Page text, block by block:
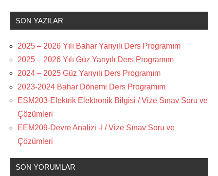
SON YAZILAR
2025 – 2026 Yılı Bahar Yarıyılı Ders Programım
2025 – 2026 Yılı Güz Yarıyılı Ders Programım
2024 – 2025 Güz Yarıyılı Ders Programım
2023-2024 Bahar Dönemi Ders Programım
ESM203-Elektrik Elektronik Bilgisi / Vize Sınav Soru ve
Çözümleri
EEM209-Devre Analizi -I / Vize Sınav Soru ve
Çözümleri
SON YORUMLAR